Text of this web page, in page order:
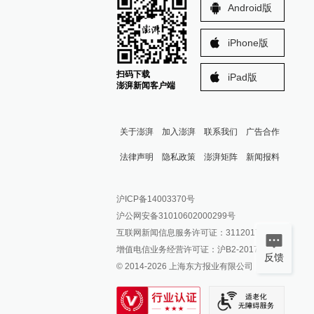
扫码下载
澎湃新闻客户端
Android版
iPhone版
iPad版
关于澎湃 加入澎湃 联系我们 广告合作
法律声明 隐私政策 澎湃矩阵
澎湃新闻公众号
澎湃新闻抖音号
派生万物开放平台
IP SHANGHAI
SIXTH TONE
新闻报料
报料邮箱: news@thepaper.cn
沪ICP备14003370号
沪公网安备31010602000299号
互联网新闻信息服务许可证：31120170006
增值电信业务经营许可证：沪B2-2017116
© 2014-2026 上海东方报业有限公司
反馈